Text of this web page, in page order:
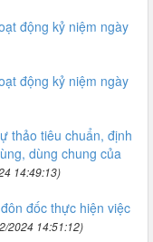
động kỷ niệm ngày
động kỷ niệm ngày
thảo tiêu chuẩn, định
dùng chung của
14:49:13)
đốc thực hiện việc
2024 14:51:12)